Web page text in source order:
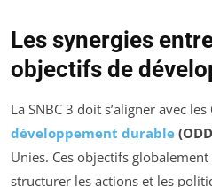
Les synergies
objectifs de
La SNBC 3 doit s’aligner avec les
développement durable
Unies. Ces objectifs
structurer les actions et les